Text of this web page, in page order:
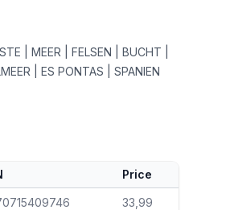
| MEER | FELSEN | BUCHT |
| ES PONTAS | SPANIEN
Price
33,99